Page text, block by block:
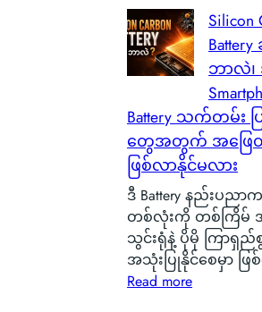
ကေ
ာ့
တ
လ
နို
င်
ငံ
G
l
a
s
g
o
Silicon
ဘာလဲ၊
Battery သက်တမ်း
တွေအတွက် အဖြေ
ဖြစ်လာနိုင်မလား
ဒီ Battery နည်းပညာ
တစ်လုံးကို တစ်ကြိမ်
သွင်းရုံနဲ့ ပိုမို ကြာရှည်
အသုံးပြုနိုင်စေမှာ ဖြ
Read more: